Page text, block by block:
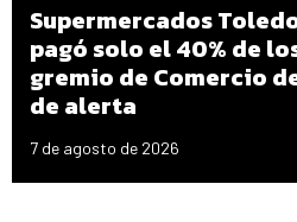
Supermercados
pagó solo el 40% de
gremio de Comercio
de alerta
7 de agosto de 2026